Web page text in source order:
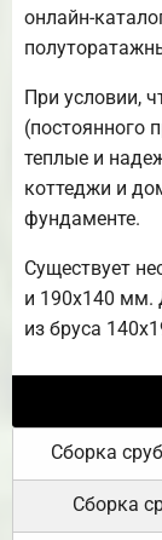
онлайн-
При условии,
(постоянного
теплые и
коттеджи и
фундаменте.
Существует
и 190х140 мм.
из бруса
Сборка
Сборка